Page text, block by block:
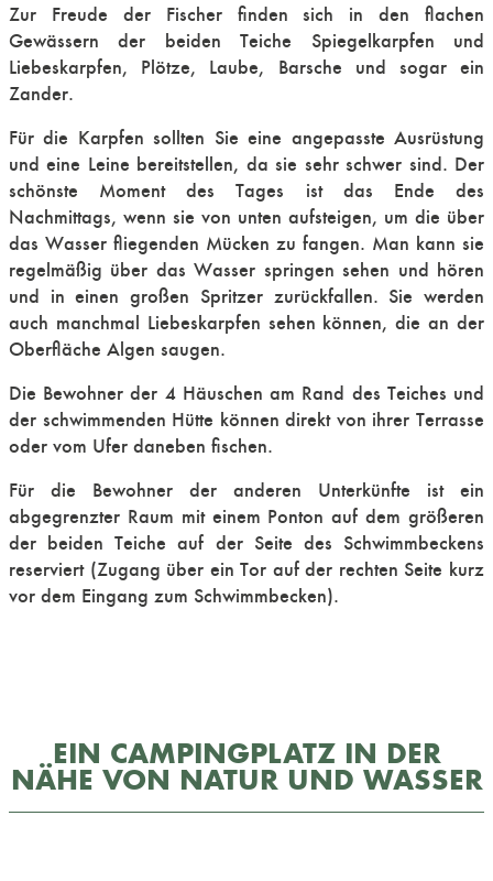
Zur Freude der Fischer finden sich in den flachen
Gewässern der beiden Teiche Spiegelkarpfen und
Liebeskarpfen, Plötze, Laube, Barsche und sogar ein
Zander.
Für die Karpfen sollten Sie eine angepasste Ausrüstung
und eine Leine bereitstellen, da sie sehr schwer sind. Der
schönste Moment des Tages ist das Ende des
Nachmittags, wenn sie von unten aufsteigen, um die über
das Wasser fliegenden Mücken zu fangen. Man kann sie
regelmäßig über das Wasser springen sehen und hören
und in einen großen Spritzer zurückfallen. Sie werden
auch manchmal Liebeskarpfen sehen können, die an der
Oberfläche Algen saugen.
Die Bewohner der 4 Häuschen am Rand des Teiches und
der schwimmenden Hütte können direkt von ihrer Terrasse
oder vom Ufer daneben fischen.
Für die Bewohner der anderen Unterkünfte ist ein
abgegrenzter Raum mit einem Ponton auf dem größeren
der beiden Teiche auf der Seite des Schwimmbeckens
reserviert (Zugang über ein Tor auf der rechten Seite kurz
vor dem Eingang zum Schwimmbecken).
EIN CAMPINGPLATZ IN DER
NÄHE VON NATUR UND WASSER